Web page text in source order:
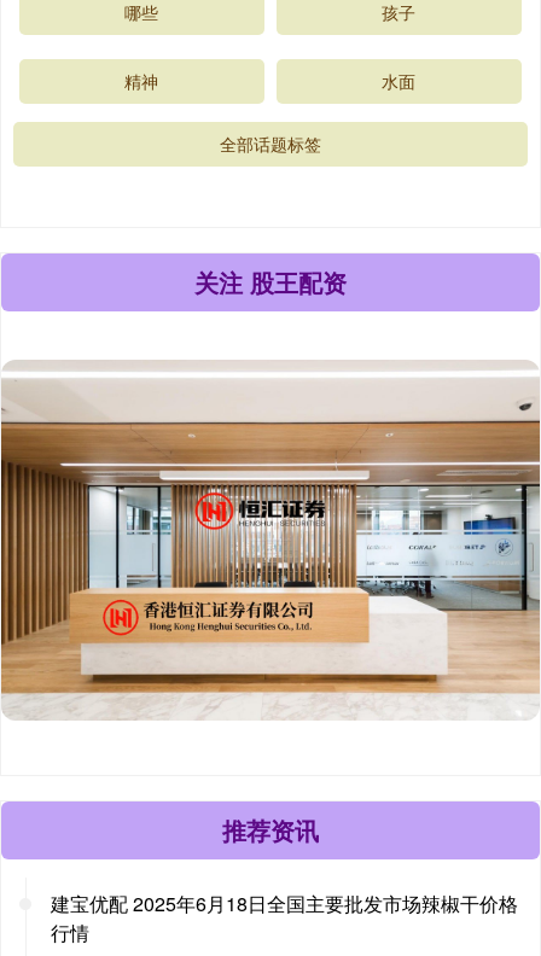
哪些 孩子
精神 水面
全部话题标签
关注 股王配资
推荐资讯
建宝优配 2025年6月18日全国主要批发市场辣椒干价格
行情